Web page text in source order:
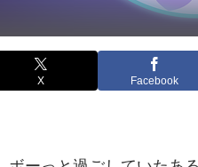
X Facebook